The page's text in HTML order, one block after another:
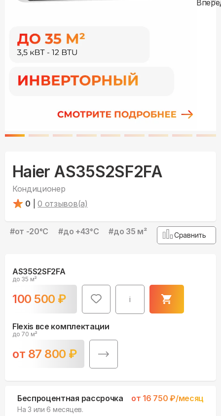
Haier AS35S2SF2FA
Кондиционер
0
0 отзывов(а)
#от -20°С #до +43°С #до 35 м² Сравнить
AS35S2SF2FA
до 35 м²
100 500 ₽ i
Flexis все комплектации
до 70 м²
от 87 800 ₽
Беспроцентная рассрочка от 16 750 ₽/месяц
На 3 или 6 месяцев.